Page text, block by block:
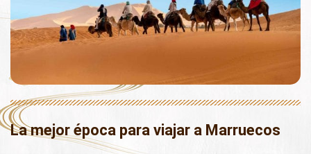
La mejor época para viajar a Marruecos